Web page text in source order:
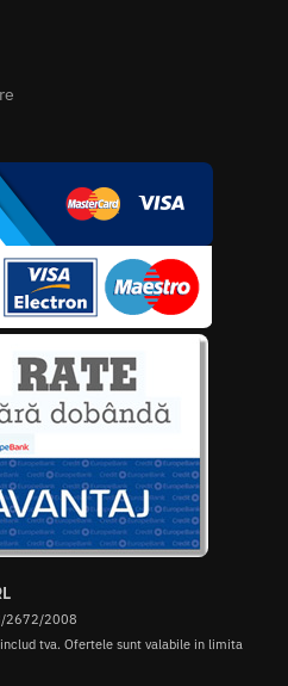
2672/2008
tva. Ofertele sunt valabile in limita